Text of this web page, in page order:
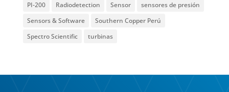
PI-200
Radiodetection Sensor
sensores de presión
Sensors & Software
Southern Copper Perú
Spectro Scientific
turbinas